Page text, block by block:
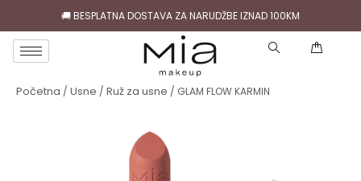
🚚 BESPLATNA DOSTAVA ZA NARUDŽBE IZNAD 100KM
Početna / Usne / Ruž za usne / GLAM FLOW KARMIN